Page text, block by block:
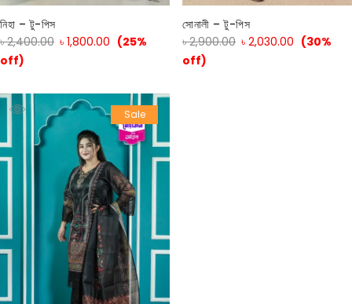
নিহা – টু-পিস
৳2,400.00 ৳ 1,800.00 (25%
off)
সোনালী – টু-পিস
৳2,900.00 ৳ 2,030.00 (30%
off)
Sale